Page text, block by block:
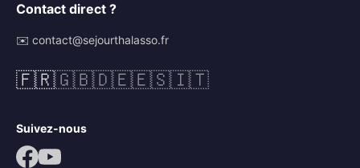
Contact direct ?
✉️ contact@sejourthalasso.fr
🇫🇷🇬🇧🇩🇪🇪🇸🇮🇹
Suivez-nous